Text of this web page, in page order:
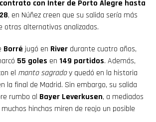
contrato con Inter de Porto Alegre hasta
, en Núñez creen que su salida sería más
otras alternativas analizadas.
Borré jugó en River durante cuatro años,
55 goles en 149 partidos. Además,
el manto sagradoy quedó en la historia
la final de Madrid. Sin embargo, su salida
rumbo al Bayer Leverkusen, a mediados
muchos hinchas miren de reojo un posible